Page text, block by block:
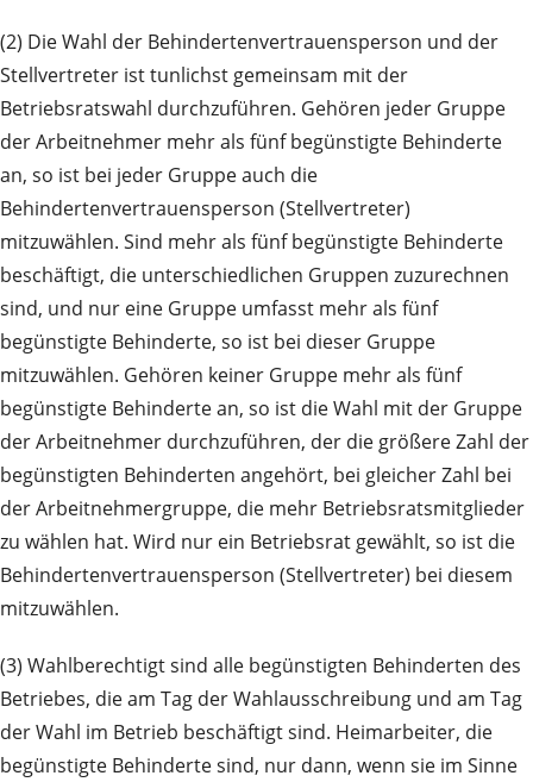
(2) Die Wahl der Behindertenvertrauensperson und der
Stellvertreter ist tunlichst gemeinsam mit der
Betriebsratswahl durchzuführen. Gehören jeder Gruppe
der Arbeitnehmer mehr als fünf begünstigte Behinderte
an, so ist bei jeder Gruppe auch die
Behindertenvertrauensperson (Stellvertreter)
mitzuwählen. Sind mehr als fünf begünstigte Behinderte
beschäftigt, die unterschiedlichen Gruppen zuzurechnen
sind, und nur eine Gruppe umfasst mehr als fünf
begünstigte Behinderte, so ist bei dieser Gruppe
mitzuwählen. Gehören keiner Gruppe mehr als fünf
begünstigte Behinderte an, so ist die Wahl mit der Gruppe
der Arbeitnehmer durchzuführen, der die größere Zahl der
begünstigten Behinderten angehört, bei gleicher Zahl bei
der Arbeitnehmergruppe, die mehr Betriebsratsmitglieder
zu wählen hat. Wird nur ein Betriebsrat gewählt, so ist die
Behindertenvertrauensperson (Stellvertreter) bei diesem
mitzuwählen.
(3) Wahlberechtigt sind alle begünstigten Behinderten des
Betriebes, die am Tag der Wahlausschreibung und am Tag
der Wahl im Betrieb beschäftigt sind. Heimarbeiter, die
begünstigte Behinderte sind, nur dann, wenn sie im Sinne